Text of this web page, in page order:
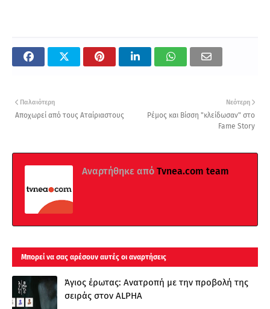
Νεότερη
Ρέμος και Βίσση "κλείδωσαν" στο
Fame Story
Παλαιότερη
Αποχωρεί από τους Αταίριαστους
Αναρτήθηκε από Τvnea.com team
Μπορεί να σας αρέσουν αυτές οι αναρτήσεις
Άγιος έρωτας: Ανατροπή με την προβολή της
σειράς στον ALPHA